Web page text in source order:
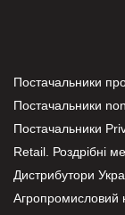
Постачальники
Постачальники
Постачальники
Retail. Роздрібні
Дистрибутори
Агропромисловий